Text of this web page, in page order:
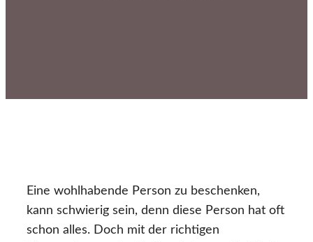
Eine wohlhabende Person zu beschenken,
kann schwierig sein, denn diese Person hat oft
schon alles. Doch mit der richtigen